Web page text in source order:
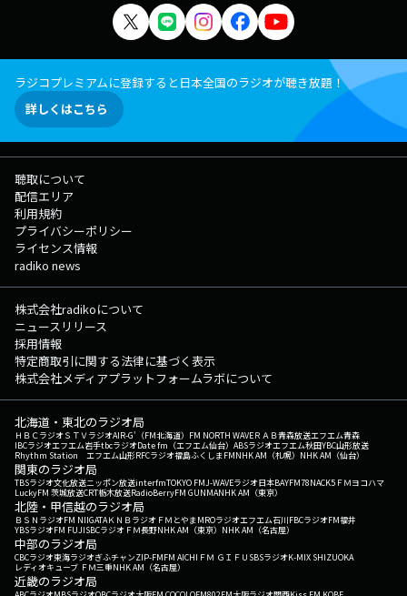
ラジコプレミアムに登録すると日本全国のラジオが聴き放題！
詳しくはこちら
聴取について
配信エリア
利用規約
プライバシーポリシー
ライセンス情報
radiko news
株式会社radikoについて
ニュースリリース
採用情報
特定商取引に関する法律に基づく表示
株式会社メディアプラットフォームラボについて
北海道・東北のラジオ局
ＨＢＣラジオＳＴＶラジオAIR-G'（FM北海道） FM NORTH WAVEＲＡＢ青森放送エフエム青森
IBCラジオエフエム岩手tbcラジオDate fm（エフエム仙台） ABSラジオエフエム秋田YBC山形放送
Rhythm Station エフエム山形RFCラジオ福島ふくしまFMNHK AM（札幌） NHK AM（仙台）
関東のラジオ局
TBSラジオ文化放送ニッポン放送interfmTOKYO FMJ-WAVEラジオ日本BAYFM78NACK5 ＦＭヨコハマ
LuckyFM 茨城放送CRT栃木放送RadioBerryFM GUNMANHK AM（東京）
北陸・甲信越のラジオ局
ＢＳＮラジオFM NIIGATAＫＮＢラジオ ＦＭとやまMROラジオエフエム石川FBCラジオFM福井
YBSラジオFM FUJISBCラジオ ＦＭ長野NHK AM（東京） NHK AM（名古屋）
中部のラジオ局
CBCラジオ東海ラジオぎふチャンZIP-FMFM AICHI ＦＭ ＧＩＦＵ SBSラジオK-MIX SHIZUOKA
レディオキューブ ＦＭ三重NHK AM（名古屋）
近畿のラジオ局